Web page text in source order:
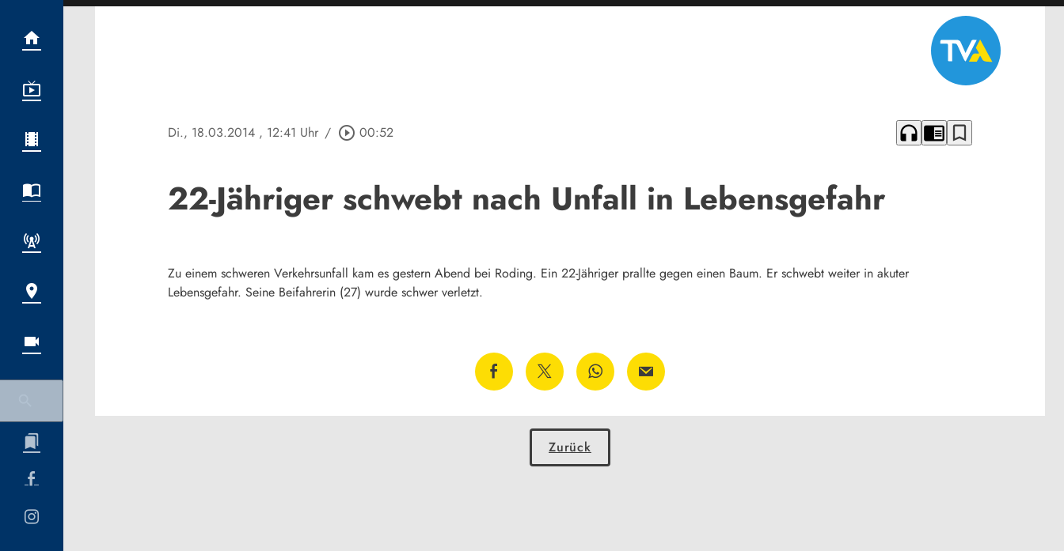
Di., 18.03.2014 , 12:41 Uhr / play_circle_outline 00:52 headphones chrome_reader_mode bookmark_border
22-Jähriger schwebt nach Unfall in Lebensgefahr
Zu einem schweren Verkehrsunfall kam es gestern Abend bei Roding. Ein 22-Jähriger prallte gegen einen Baum. Er schwebt weiter in akuter
Lebensgefahr. Seine Beifahrerin (27) wurde schwer verletzt.
Zurück